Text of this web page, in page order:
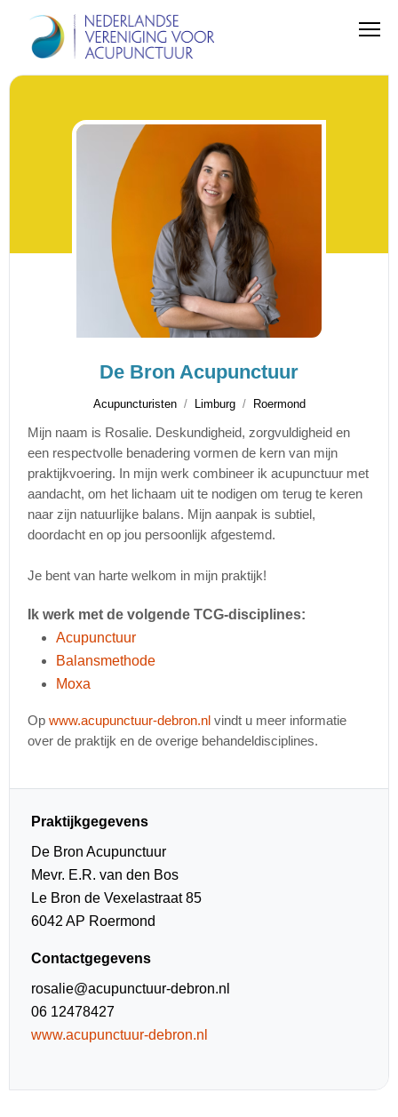
De Bron Acupunctuur
Acupuncturisten Limburg Roermond
Mijn naam is Rosalie. Deskundigheid, zorgvuldigheid en
een respectvolle benadering vormen de kern van mijn
praktijkvoering. In mijn werk combineer ik acupunctuur met
aandacht, om het lichaam uit te nodigen om terug te keren
naar zijn natuurlijke balans. Mijn aanpak is subtiel,
doordacht en op jou persoonlijk afgestemd.
Je bent van harte welkom in mijn praktijk!
Ik werk met de volgende TCG-disciplines:
Acupunctuur
Balansmethode
Moxa
Opwww.acupunctuur-debron.nlvindt u meer informatie
over de praktijk en de overige behandeldisciplines.
Praktijkgegevens
De Bron Acupunctuur
Mevr. E.R. van den Bos
Le Bron de Vexelastraat 85
6042 AP Roermond
Contactgegevens
rosalie@acupunctuur-debron.nl
06 12478427
www.acupunctuur-debron.nl